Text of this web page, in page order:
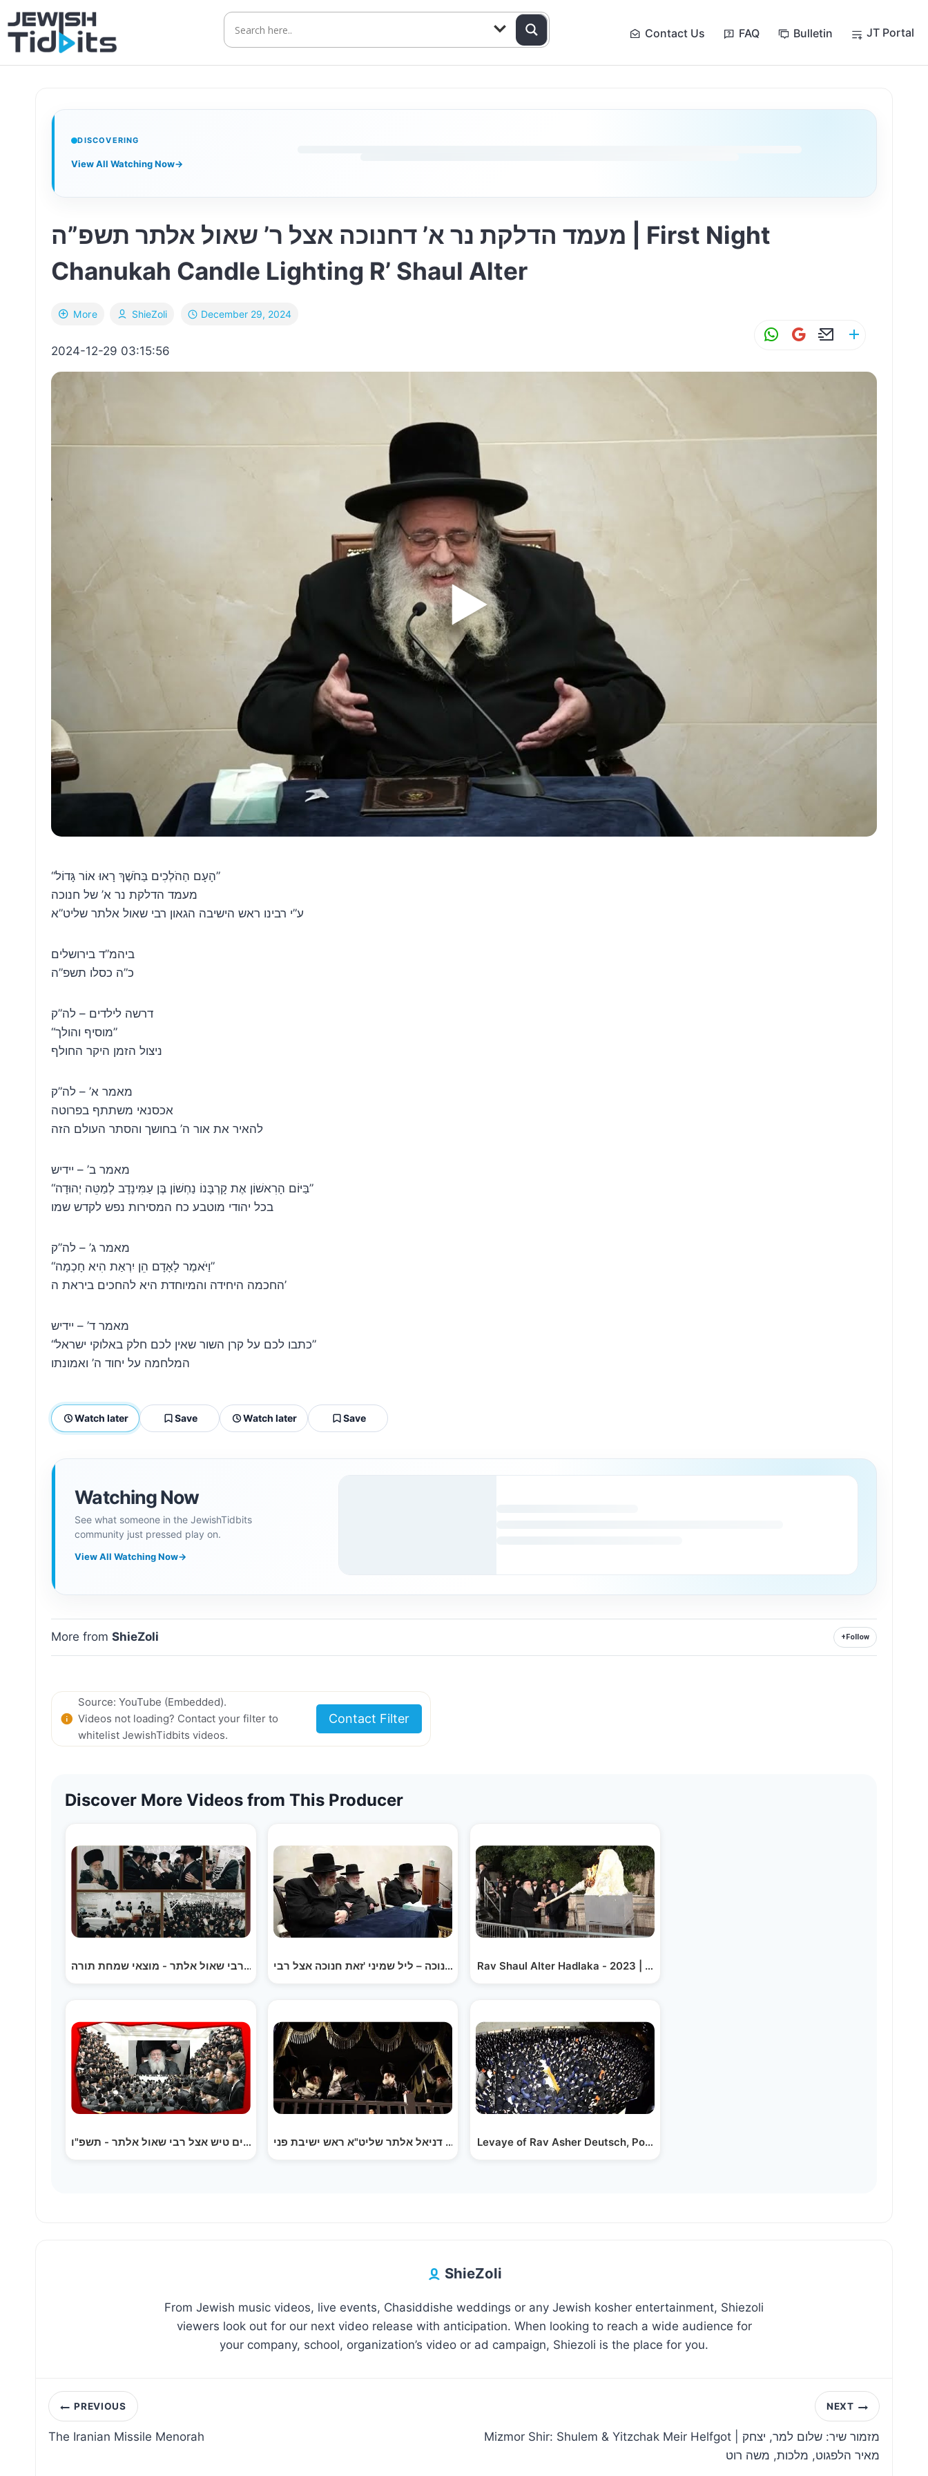
Skip
to
content
Contact Us FAQ Bulletin JT Portal
DISCOVERING
View All Watching Now→
More
מעמד הדלקת נר א’ דחנוכה אצל ר’ שאול אלתר תשפ”ה | First Night
Chanukah Candle Lighting R’ Shaul Alter
ShieZoli December 29, 2024
2024-12-29 03:15:56
W
at
p
G
ai
E
ai ar
“הָעָם הַהֹלְכִים בַּחֹשֶׁךְ רָאוּ אוֹר גָּדוֹל”
מעמד הדלקת נר א’ של חנוכה
ע”י רבינו ראש הישיבה הגאון רבי שאול אלתר שליט”א
ביהמ”ד בירושלים
כ”ה כסלו תשפ”ה
דרשה לילדים – לה”ק
“מוסיף והולך”
ניצול הזמן היקר החולף
מאמר א’ – לה”ק
אכסנאי משתתף בפרוטה
להאיר את אור ה’ בחושך והסתר העולם הזה
מאמר ב’ – יידיש
“בַּיּוֹם הָרִאשׁוֹן אֶת קָרְבָּנוֹ נַחְשׁוֹן בֶּן עַמִּינָדָב לְמַטֵּה יְהוּדָה”
בכל יהודי מוטבע כח המסירות נפש לקדש שמו
מאמר ג’ – לה”ק
“וַיֹּאמֶר לָאָדָם הֵן יִרְאַת הִיא חָכְמָה”
החכמה היחידה והמיוחדת היא להחכים ביראת ה’
מאמר ד’ – יידיש
“כתבו לכם על קרן השור שאין לכם חלק באלוקי ישראל”
המלחמה על יחוד ה’ ואמונתו
Watch later Save Watch later Save
Watching Now
See what someone in the JewishTidbits
community just pressed play on.
View All Watching Now→
More fromShieZoli + Follow
Source: YouTube (Embedded).
Videos not loading? Contact your filter to
whitelist JewishTidbits videos.
Contact Filter
Discover More Videos from This Producer
הקפות שניות אצל רבי שאול אלתר - מוצאי שמחת תורה…
פורים טיש אצל רבי שאול אלתר - תשפ"ו | Rav Shaul…
מעמד הדלקת נר חנוכה – ליל שמיני 'זאת חנוכה אצל רבי…
שמחת נישואי בת רבי דניאל אלתר שליט"א ראש ישיבת פני…
Levaye of Rav Asher Deutsch, Ponovezh Rosh Yeshivah…
ShieZoli
From Jewish music videos, live events, Chasiddishe weddings or any Jewish kosher entertainment, Shiezoli
viewers look out for our next video release with anticipation. When looking to reach a wide audience for
your company, school, organization’s video or ad campaign, Shiezoli is the place for you.
Post
navigation
PREVIOUS
The Iranian Missile Menorah
NEXT
Mizmor Shir: Shulem & Yitzchak Meir Helfgot | מזמור שיר: שלום למר, יצחק
מאיר הלפגוט, מלכות, משה רוט